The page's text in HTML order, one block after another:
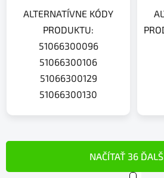
ALTERNATÍVNE KÓDY
PRODUKTU:
51066300096
51066300106
51066300129
51066300130
NAČÍTAŤ 36